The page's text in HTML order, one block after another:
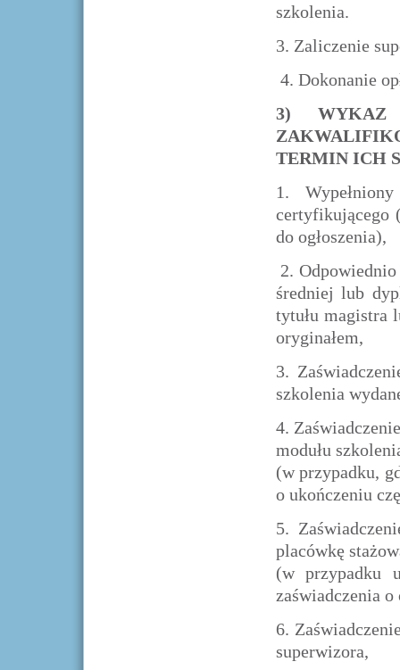
szkolenia.
3. Zaliczenie
4. Dokonanie
3) WYKAZ
TERMIN ICH
1.
certyfikującego
do ogłoszenia),
2. Odpowiednio
średniej lub
tytułu magistra
oryginałem,
3.
szkolenia
4.
modułu
(w przypadku,
o ukończeniu
5.
placówkę
(w przypadku
zaświadczenia
6.
superwizora,